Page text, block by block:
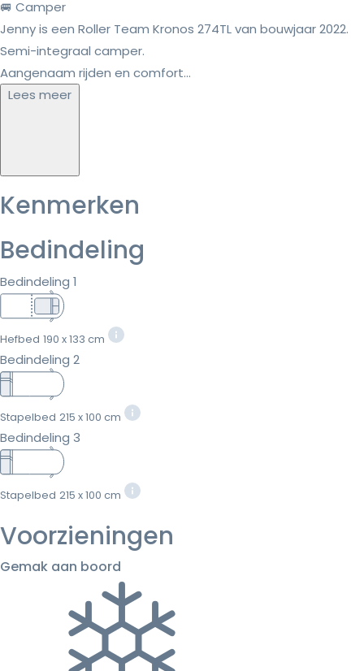
🚐 Camper
Jenny is een Roller Team Kronos 274TL van bouwjaar 2022.
Semi-integraal camper.
Aangenaam rijden en comfort...
Lees meer
Kenmerken
Bedindeling
Bedindeling 1
Hefbed 190 x 133 cm
Bedindeling 2
Stapelbed 215 x 100 cm
Bedindeling 3
Stapelbed 215 x 100 cm
Voorzieningen
Gemak aan boord